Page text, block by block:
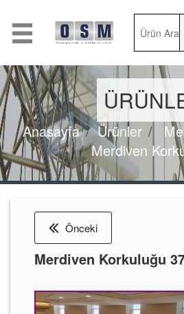
Anasayfa Ürünler
Merdiven
Önceki
Merdiven Korkuluğu